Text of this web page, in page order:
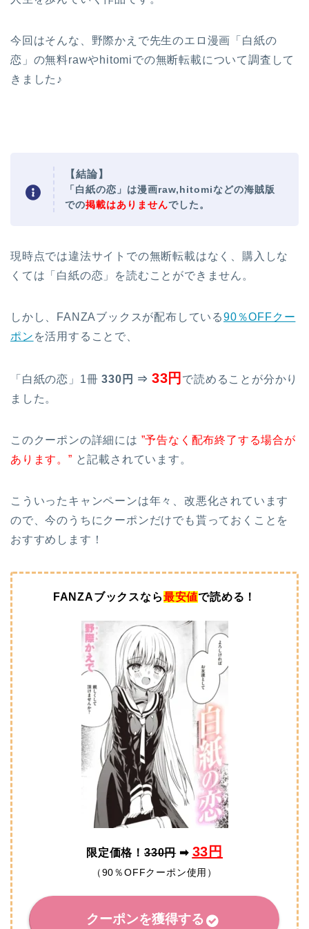
今回はそんな、野際かえで先生のエロ漫画 「白紙の
恋」の無料rawやhitomiでの無断転載について調査して
きました♪
【結論】
「白紙の恋」は漫画raw,hitomiなどの海賊版
での掲載はありませんでした。
現時点では違法サイトでの無断転載はなく、購入しな
くては「白紙の恋」を読むことができません。
しかし、FANZAブックスが配布している90％OFFクー
ポン を活用することで、
「白紙の恋」1冊330円 ⇒ 33円 で読めることが分かり
ました。
このクーポンの詳細には ”予告なく配布終了する場合が
あります。” と記載されています。
こういったキャンペーンは年々、改悪化されています
ので、今のうちにクーポンだけでも貰っておくことを
おすすめします！
FANZAブックスなら最安値で読める！
限定価格！ 330円➡ 33円
（90％OFFクーポン使用）
クーポンを獲得する